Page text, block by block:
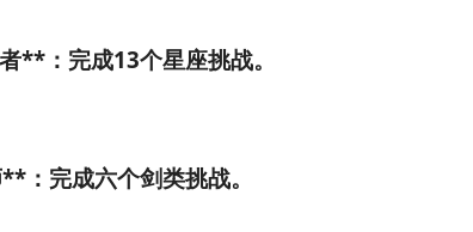
**：完成13个星座挑战。
：完成六个剑类挑战。